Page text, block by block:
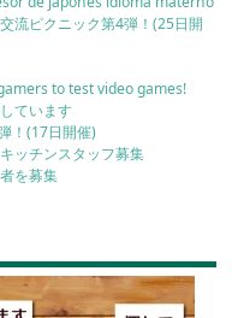
流ピクニック第4弾！(25日開
to test video games!
ています
！(17日開催)
ッチンスタッフ募集
を募集